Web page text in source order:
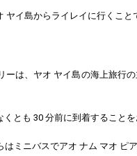
イ島からライレイに行くこと
ーは、ヤオ ヤイ島の海上旅行
とも 30 分前に到着することを
ミニバスでアオ ナム マオ ピ